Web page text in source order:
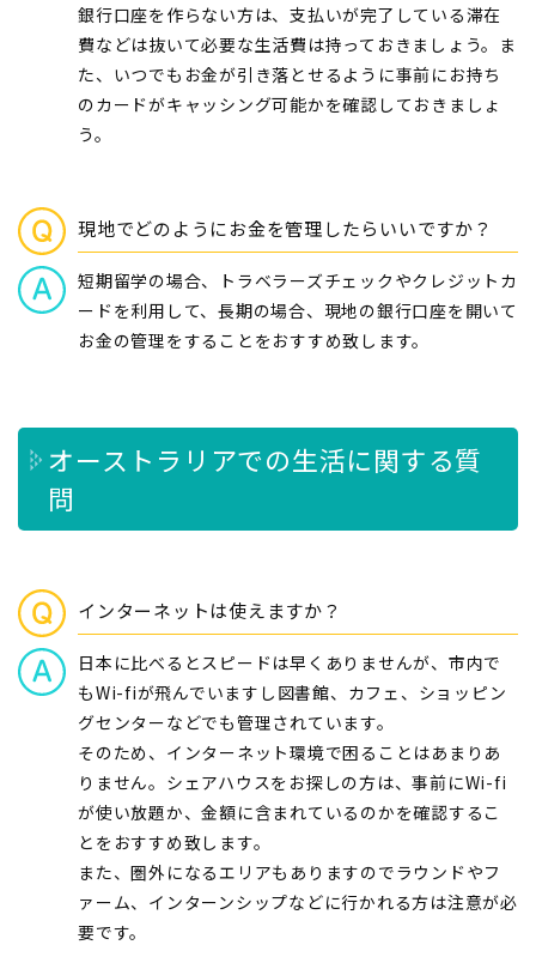
銀行口座を作らない方は、支払いが完了している滞在
費などは抜いて必要な生活費は持っておきましょう。ま
た、いつでもお金が引き落とせるように事前にお持ち
のカードがキャッシング可能かを確認しておきましょ
う。
現地でどのようにお金を管理したらいいですか？
短期留学の場合、トラベラーズチェックやクレジットカ
ードを利用して、長期の場合、現地の銀行口座を開いて
お金の管理をすることをおすすめ致します。
オーストラリアでの生活に関する質
問
インターネットは使えますか？
日本に比べるとスピードは早くありませんが、市内で
もWi-fiが飛んでいますし図書館、カフェ、ショッピン
グセンターなどでも管理されています。
そのため、インターネット環境で困ることはあまりあ
りません。シェアハウスをお探しの方は、事前にWi-fi
が使い放題か、金額に含まれているのかを確認するこ
とをおすすめ致します。
また、圏外になるエリアもありますのでラウンドやフ
ァーム、インターンシップなどに行かれる方は注意が必
要です。